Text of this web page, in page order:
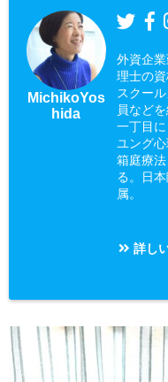
MichikoYos
hida
外資企
理士の
スクー
員など
一丁目に
ユング
箱庭療
る。日
属。
詳し